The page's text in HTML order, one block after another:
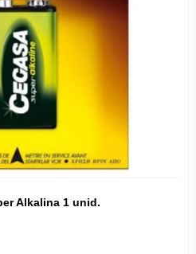
Alkalina 1 unid.